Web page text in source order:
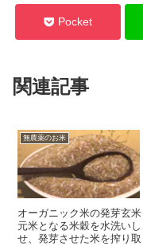
Pocket
関連記事
無農薬のお米
オーガニック米の発芽玄
元米となる米穀を水洗い
せ、発芽させた米を搾り